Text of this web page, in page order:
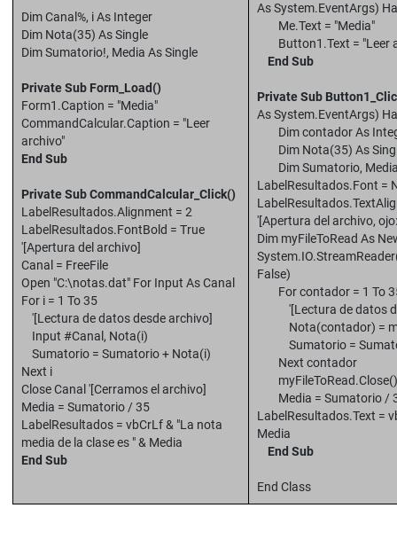
Dim Canal%, i As Integer
Dim Nota(35) As Single
Dim Sumatorio!, Media As Single
Private Sub Form_Load()
Form1.Caption = "Media"
CommandCalcular.Caption = "Leer
archivo"
End Sub
Private Sub CommandCalcular_Click()
LabelResultados.Alignment = 2
LabelResultados.FontBold = True
'[Apertura del archivo]
Canal = FreeFile
Open "C:\notas.dat" For Input As Canal
For i = 1 To 35
'[Lectura de datos desde archivo]
Input #Canal, Nota(i)
Sumatorio = Sumatorio + Nota(i)
Next i
Close Canal '[Cerramos el archivo]
Media = Sumatorio / 35
LabelResultados = vbCrLf & "La nota
media de la clase es " & Media
End Sub
As System.EventArgs)
Me.Text = "Media"
Button1.Text = "Leer
End Sub
Private Sub
As System.EventArgs)
Dim contador As
Dim Nota(35) As
Dim Sumatorio, Media
LabelResultados.Font =
'[Apertura del archivo,
Dim myFileToRead As
False)
For contador = 1 To
'[Lectura de datos
Nota(contador) =
Sumatorio =
Next contador
myFileToRead.Close()
Media = Sumatorio /
LabelResultados.Text =
Media
End Sub
End Class